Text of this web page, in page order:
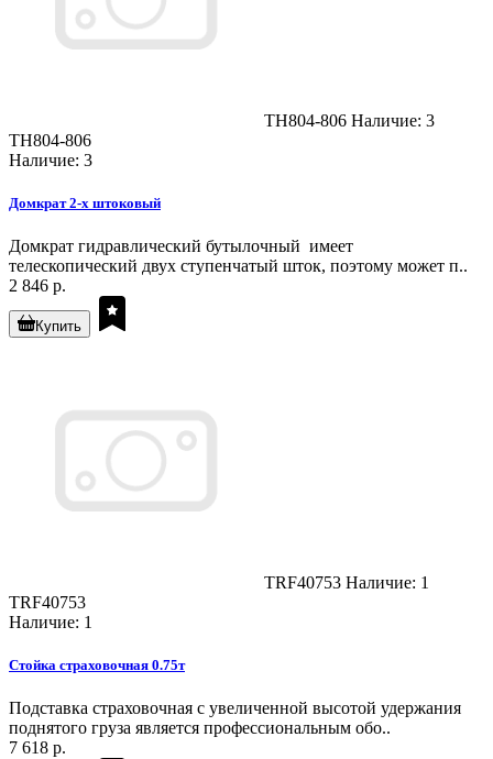
TH804-806 Наличие: 3
TH804-806
Наличие: 3
Домкрат 2-х штоковый
Домкрат гидравлический бутылочный имеет
телескопический двух ступенчатый шток, поэтому может п..
2 846 р.
Купить
TRF40753 Наличие: 1
TRF40753
Наличие: 1
Стойка страховочная 0.75т
Подставка страховочная с увеличенной высотой удержания
поднятого груза является профессиональным обо..
7 618 р.